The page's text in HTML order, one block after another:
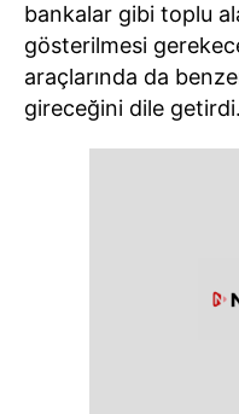
bankalar gibi toplu
gösterilmesi
araçlarında da
gireceğini dile getirdi.